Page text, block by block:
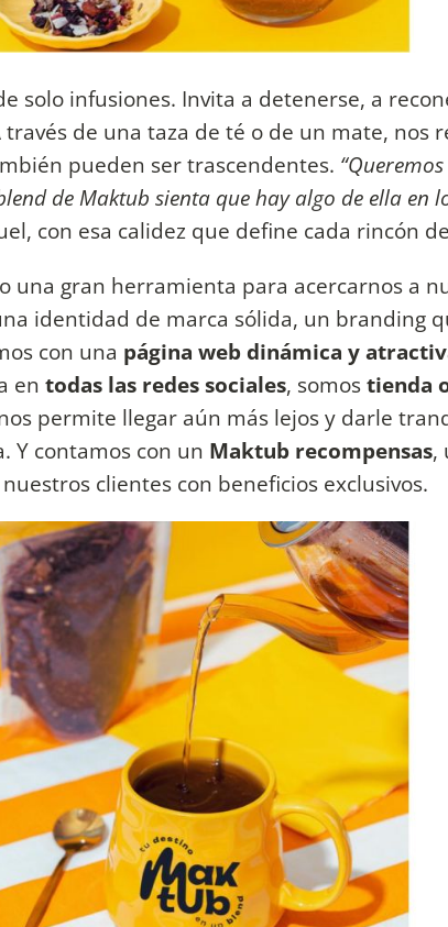
solo infusiones. Invita a detenerse, a
de una taza de té o de un mate, nos
pueden ser trascendentes.
de Maktub sienta que hay algo de ella en
con esa calidez que define cada rincón
una gran herramienta para acercarnos a
identidad de marca sólida, un branding
con una página web dinámica y
en todas las redes sociales, somostienda
permite llegar aún más lejos y darle
Y contamos con un Maktub recompensas,
clientes con beneficios exclusivos.